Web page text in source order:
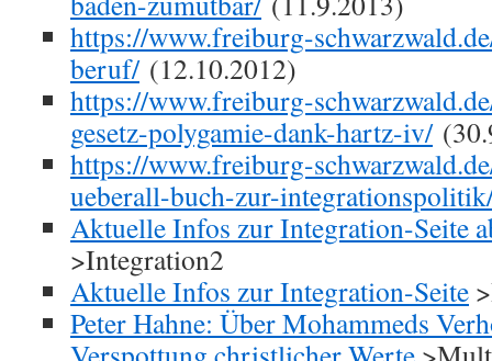
https://www.freiburg-
beruf/(12.10.2012)
https://www.freiburg-
gesetz-polygamie-dank-hartz-iv/
https://www.freiburg-
ueberall-buch-zur-
Aktuelle Infos zur Integration-Seite
>Integration2
Aktuelle Infos zur Integration-Seite
Peter Hahne: Über Mohammeds